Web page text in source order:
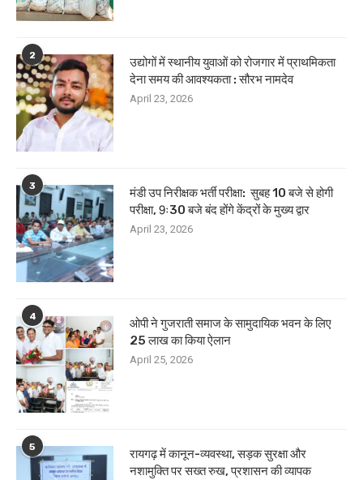
2
उद्योगों में स्थानीय युवाओं को रोजगार में प्राथमिकता
देना समय की आवश्यकता : सौरभ नामदेव
April 23, 2026
3
मंडी उप निरीक्षक भर्ती परीक्षा: सुबह 10 बजे से होगी
परीक्षा, 9ः30 बजे बंद होंगे केंद्रों के मुख्य द्वार
April 23, 2026
4
ओपी ने गुजराती समाज के सामुदायिक भवन के लिए
25 लाख का किया ऐलान
April 25, 2026
5
रायगढ़ में कानून-व्यवस्था, सड़क सुरक्षा और
नशामुक्ति पर सख्त रुख, प्रशासन की व्यापक